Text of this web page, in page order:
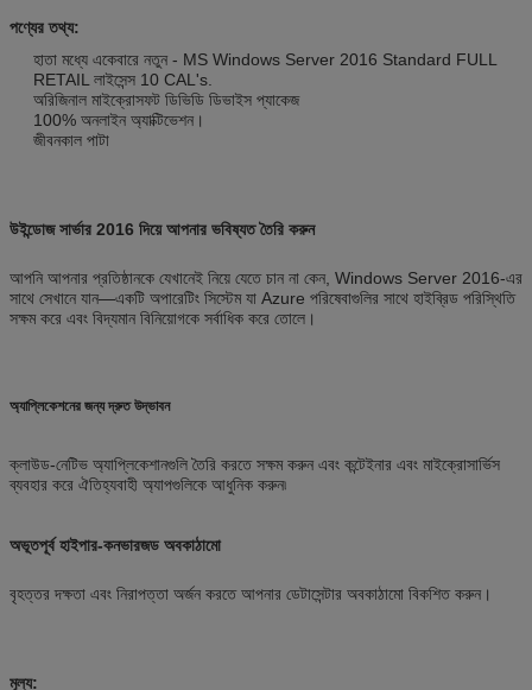
পণ্যের তথ্য:
হাতা মধ্যে একেবারে নতুন - MS Windows Server 2016 Standard FULL
RETAIL লাইসেন্স 10 CAL's.
অরিজিনাল মাইক্রোসফট ডিভিডি ডিভাইস প্যাকেজ
100% অনলাইন অ্যাক্টিভেশন।
জীবনকাল পাটা
উইন্ডোজ সার্ভার 2016 দিয়ে আপনার ভবিষ্যত তৈরি করুন
আপনি আপনার প্রতিষ্ঠানকে যেখানেই নিয়ে যেতে চান না কেন, Windows Server 2016-এর
সাথে সেখানে যান—একটি অপারেটিং সিস্টেম যা Azure পরিষেবাগুলির সাথে হাইব্রিড পরিস্থিতি
সক্ষম করে এবং বিদ্যমান বিনিয়োগকে সর্বাধিক করে তোলে।
অ্যাপ্লিকেশনের জন্য দ্রুত উদ্ভাবন
ক্লাউড-নেটিভ অ্যাপ্লিকেশানগুলি তৈরি করতে সক্ষম করুন এবং কন্টেইনার এবং মাইক্রোসার্ভিস
ব্যবহার করে ঐতিহ্যবাহী অ্যাপগুলিকে আধুনিক করুন৷
অভূতপূর্ব হাইপার-কনভারজড অবকাঠামো
বৃহত্তর দক্ষতা এবং নিরাপত্তা অর্জন করতে আপনার ডেটাসেন্টার অবকাঠামো বিকশিত করুন।
মূল্য: